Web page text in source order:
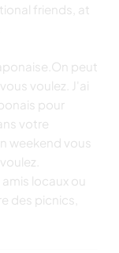
friends, at
peut
voulez. J'ai
pour
votre
weekend vous
locaux ou
des picnics,